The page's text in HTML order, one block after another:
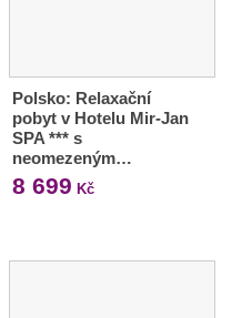
Polsko: Relaxační
pobyt v Hotelu Mir-Jan
SPA *** s
neomezeným…
8 699 Kč